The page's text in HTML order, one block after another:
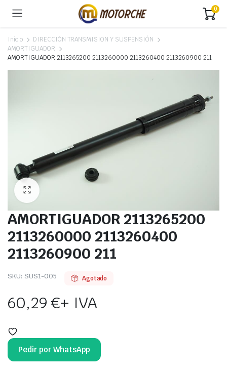
0
Inicio
DIRECCIÓN TRANSMISION Y SUSPENSIÓN
AMORTIGUADOR
AMORTIGUADOR 2113265200 2113260000 2113260400 2113260900 211
AMORTIGUADOR 2113265200
2113260000 2113260400
2113260900 211
SKU: SUS1-005 Agotado
60,29€+ IVA
Pedir por WhatsApp